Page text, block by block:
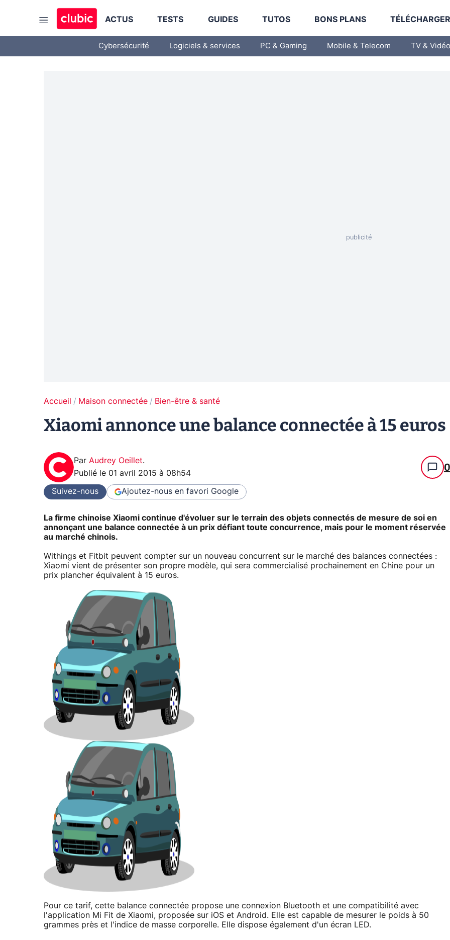
ACTUS TESTS GUIDES TUTOS BONS PLANS
Cybersécurité Logiciels & services PC & Gaming Mobile & Telecom TV & Vidéo
Accueil Maison connectée Bien-être & santé
Xiaomi annonce une balance connectée à 15 euros
Par Audrey Oeillet.
Publié le 01 avril 2015 à 08h54 0
Suivez-nous Ajoutez-nous en favori Google
La firme chinoise Xiaomi continue d'évoluer sur le terrain des objets connectés de mesure de soi en
annonçant une balance connectée à un prix défiant toute concurrence, mais pour le moment réservée
au marché chinois.
Withings et Fitbit peuvent compter sur un nouveau concurrent sur le marché des balances connectées :
Xiaomi vient de présenter son propre modèle, qui sera commercialisé prochainement en Chine pour un
prix plancher équivalent à 15 euros.
Pour ce tarif, cette balance connectée propose une connexion Bluetooth et une compatibilité avec
l'application Mi Fit de Xiaomi, proposée sur iOS et Android. Elle est capable de mesurer le poids à 50
grammes près et l'indice de masse corporelle. Elle dispose également d'un écran LED.